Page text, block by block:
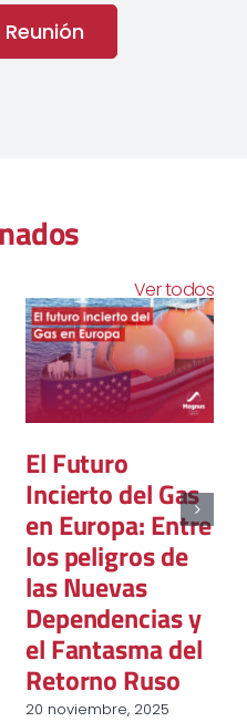
Ver todos
El Futuro
Incierto del Gas
en Europa: Entre
los peligros de
las Nuevas
Dependencias y
el Fantasma del
Retorno Ruso
20 noviembre, 2025